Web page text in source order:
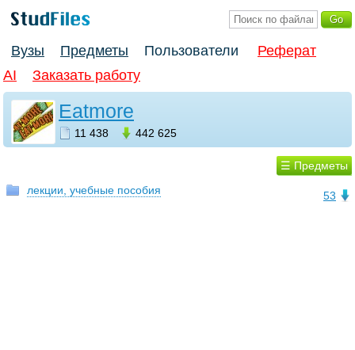
Вузы Предметы Пользователи
Реферат
AI
Заказать работу
Eatmore
11 438 442 625
☰ Предметы
53
лекции, учебные пособия